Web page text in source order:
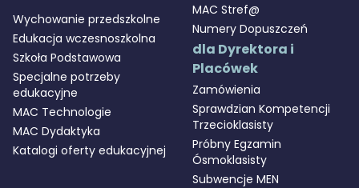
Wychowanie przedszkolne
Edukacja wczesnoszkolna
Szkoła Podstawowa
Specjalne potrzeby
edukacyjne
MAC Technologie
MAC Dydaktyka
Katalogi oferty edukacyjnej
MAC Stref@
Numery Dopuszczeń
dla Dyrektora i
Placówek
Zamówienia
Sprawdzian Kompetencji
Trzecioklasisty
Próbny Egzamin
Ósmoklasisty
Subwencje MEN